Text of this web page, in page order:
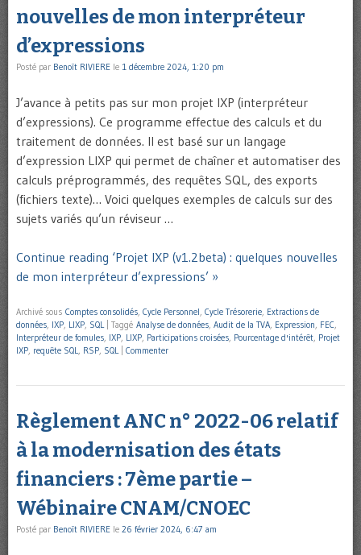
nouvelles de mon interpréteur
d’expressions
Posté par Benoît RIVIERE le 1 décembre 2024, 1:20 pm
J’avance à petits pas sur mon projet IXP (interpréteur
d’expressions). Ce programme effectue des calculs et du
traitement de données. Il est basé sur un langage
d’expression LIXP qui permet de chaîner et automatiser des
calculs préprogrammés, des requêtes SQL, des exports
(fichiers texte)… Voici quelques exemples de calculs sur des
sujets variés qu’un réviseur …
Continue reading ‘Projet IXP (v1.2beta) : quelques nouvelles
de mon interpréteur d’expressions’ »
Archivé sous Comptes consolidés, Cycle Personnel, Cycle Trésorerie, Extractions de
données, IXP, LIXP, SQL Taggé Analyse de données, Audit de la TVA, Expression, FEC,
Interpréteur de fomules, IXP, LIXP, Participations croisées, Pourcentage d'intérêt, Projet
IXP, requête SQL, RSP, SQL Commenter
Règlement ANC n° 2022-06 relatif
à la modernisation des états
financiers : 7ème partie –
Wébinaire CNAM/CNOEC
Posté par Benoît RIVIERE le 26 février 2024, 6:47 am